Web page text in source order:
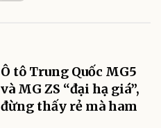
Ô tô Trung Quốc MG5
và MG ZS “đại hạ giá”,
đừng thấy rẻ mà ham